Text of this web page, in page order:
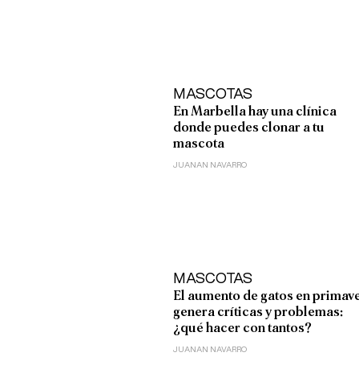
MASCOTAS
En Marbella hay una clínica
donde puedes clonar a tu
mascota
JUANAN NAVARRO
MASCOTAS
El aumento de gatos en
genera críticas y problemas:
¿qué hacer con tantos?
JUANAN NAVARRO